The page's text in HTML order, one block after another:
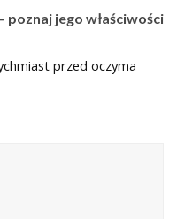
jego właściwości
przed oczyma